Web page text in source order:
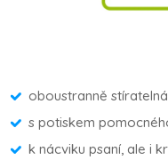
oboustranně
s potiskem
k nácviku psaní, ale i